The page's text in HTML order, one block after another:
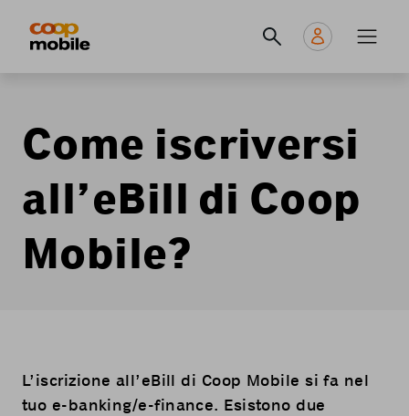
principale
Come iscriversi
all’eBill di Coop
Mobile?
L’iscrizione all’eBill di Coop Mobile si fa nel
tuo e-banking/e-finance. Esistono due